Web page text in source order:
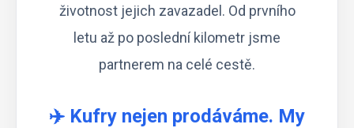
životnost jejich zavazadel. Od prvního
letu až po poslední kilometr jsme
partnerem na celé cestě.
✈️ Kufry nejen prodáváme. My